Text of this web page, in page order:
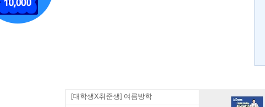
[대학생X취준생] 여름방학